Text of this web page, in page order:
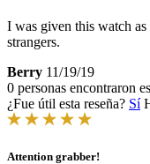
I was given this watch
strangers.
Berry 11/19/19
0 personas encontraron
¿Fue útil esta reseña? Sí
Attention grabber!